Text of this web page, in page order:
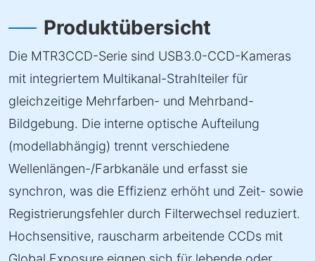
Produktübersicht
Die MTR3CCD-Serie sind USB3.0-CCD-Kameras
mit integriertem Multikanal-Strahlteiler für
gleichzeitige Mehrfarben- und Mehrband-
Bildgebung. Die interne optische Aufteilung
(modellabhängig) trennt verschiedene
Wellenlängen-/Farbkanäle und erfasst sie
synchron, was die Effizienz erhöht und Zeit- sowie
Registrierungsfehler durch Filterwechsel reduziert.
Hochsensitive, rauscharm arbeitende CCDs mit